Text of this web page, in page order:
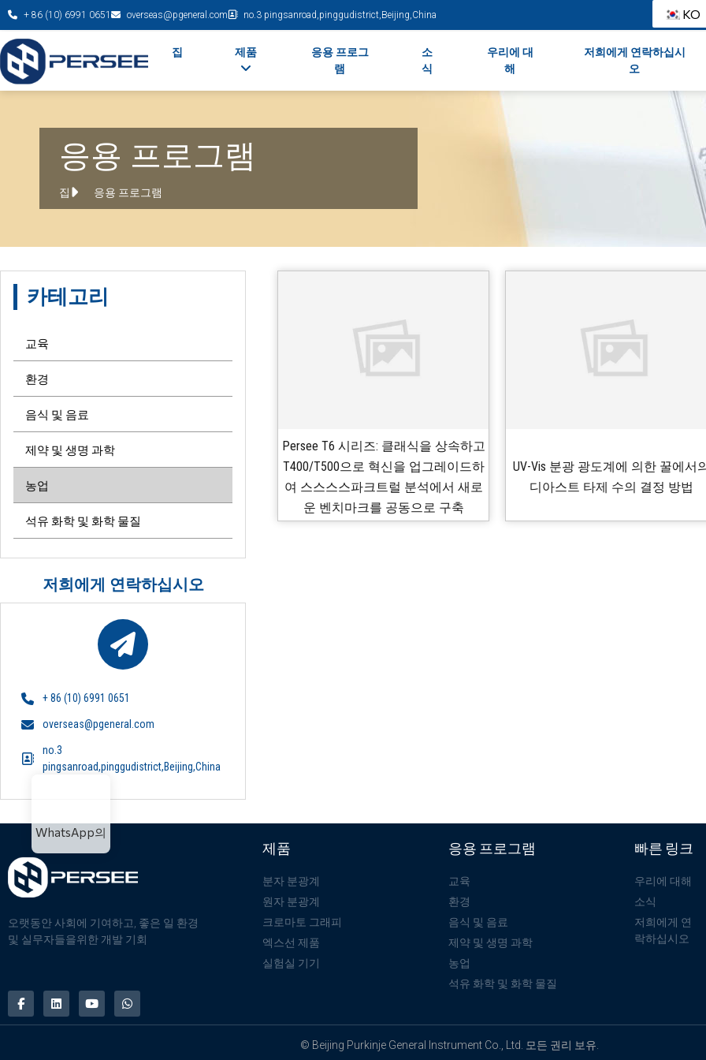
+ 86 (10) 6991 0651 overseas@pgeneral.com no.3 pingsanroad,pinggudistrict,Beijing,China KO
집 제품
응용 프로그
램
소
식
우리에 대
해
저희에게 연락하십시
오
응용 프로그램
집 응용 프로그램
카테고리
교육
환경
음식 및 음료
제약 및 생명 과학
농업
석유 화학 및 화학 물질
저희에게 연락하십시오
+ 86 (10) 6991 0651
overseas@pgeneral.com
no.3
pingsanroad,pinggudistrict,Beijing,China
Persee T6 시리즈: 클래식을 상속하고
T400/T500으로 혁신을 업그레이드하
여 스스스스파크트럴 분석에서 새로
운 벤치마크를 공동으로 구축
UV-Vis 분광 광도계에 의한 꿀에서
디아스트 타제 수의 결정 방법
오랫동안 사회에 기여하고, 좋은 일 환경
및 실무자들을위한 개발 기회
제품
분자 분광계
원자 분광계
크로마토 그래피
엑스선 제품
실험실 기기
응용 프로그램
교육
환경
음식 및 음료
제약 및 생명 과학
농업
석유 화학 및 화학 물질
빠른 링크
우리에 대해
소식
저희에게 연
락하십시오
© Beijing Purkinje General Instrument Co., Ltd. 모든 권리 보유.
WhatsApp의